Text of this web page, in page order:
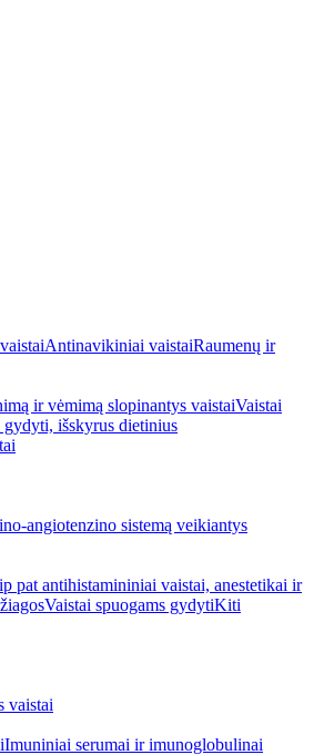
Antinavikiniai vaistaiRaumenų ir
ir vėmimą slopinantys vaistaiVaistai
išskyrus dietinius
angiotenzino sistemą veikiantys
pat antihistamininiai vaistai, anestetikai ir
Vaistai spuogams gydytiKiti
vaistai
Imuniniai serumai ir imunoglobulinai